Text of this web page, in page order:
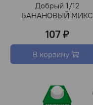
Добрый 1/12
БАНАНОВЫЙ МИКС
107 ₽
В корзину